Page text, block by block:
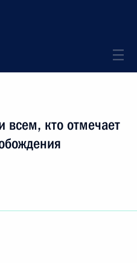
всем, кто отмечает